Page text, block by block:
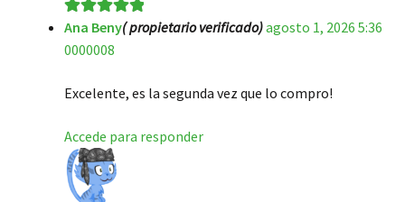
Valorado en5
de 5
Ana Beny( propietario verificado)agosto 1, 2026 5:36
0000008
Excelente, es la segunda vez que lo compro!
Accede para responder